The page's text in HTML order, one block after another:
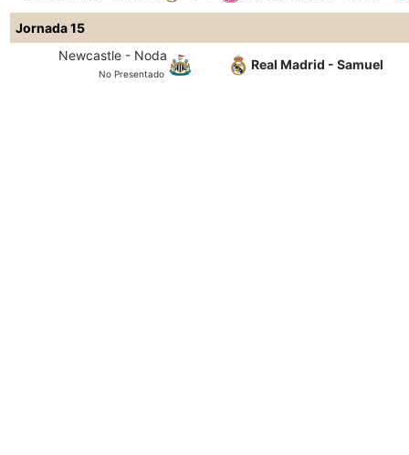
Jornada 15
Newcastle - Noda
No Presentado
Real Madrid - Samuel